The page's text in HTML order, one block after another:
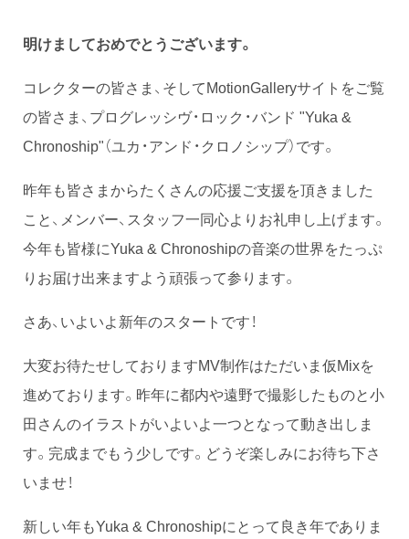
明けましておめでとうございます。
コレクターの皆さま、そしてMotionGalleryサイトをご覧
の皆さま、プログレッシヴ・ロック・バンド "Yuka &
Chronoship"（ユカ・アンド・クロノシップ）です。
昨年も皆さまからたくさんの応援ご支援を頂きました
こと、メンバー、スタッフ一同心よりお礼申し上げます。
今年も皆様にYuka & Chronoshipの音楽の世界をたっぷ
りお届け出来ますよう頑張って参ります。
さあ、いよいよ新年のスタートです！
大変お待たせしておりますMV制作はただいま仮Mixを
進めております。昨年に都内や遠野で撮影したものと小
田さんのイラストがいよいよ一つとなって動き出しま
す。完成までもう少しです。どうぞ楽しみにお待ち下さ
いませ！
新しい年もYuka & Chronoshipにとって良き年でありま